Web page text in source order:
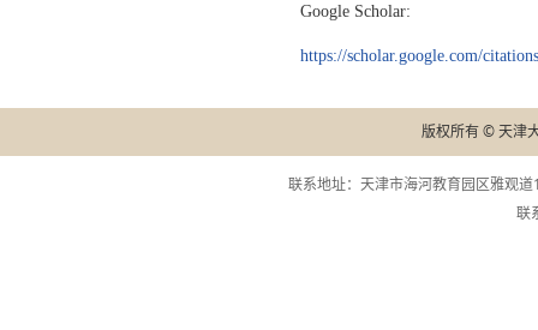
Google Scholar:
https://scholar.google.com/
版权所有 © 天津
联系地址：天津市海河教育园区雅观
联